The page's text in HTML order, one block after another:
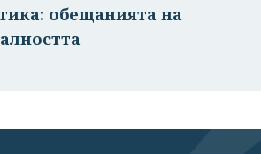
обещанията на